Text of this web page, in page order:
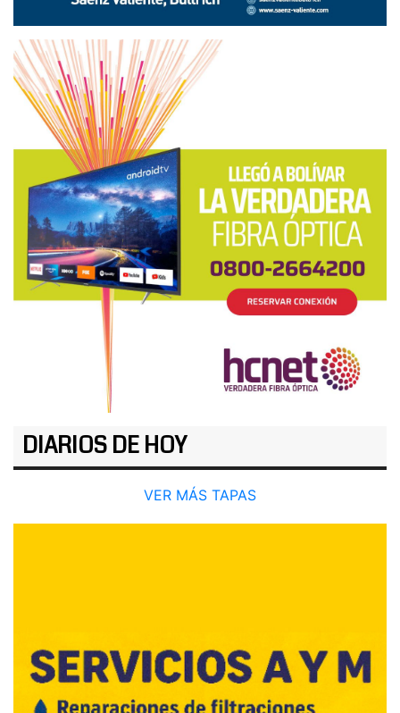
DIARIOS DE HOY
VER MÁS TAPAS